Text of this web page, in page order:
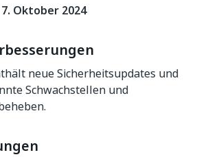
Oktober 2024
neue Sicherheitsupdates und
Schwachstellen und